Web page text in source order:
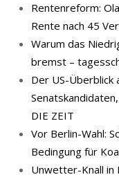
Rentenreform:
Rente nach 45
Warum das
bremst –
Der US-
DIE ZEIT
Vor Berlin-Wahl:
Bedingung für
Unwetter-Knall in